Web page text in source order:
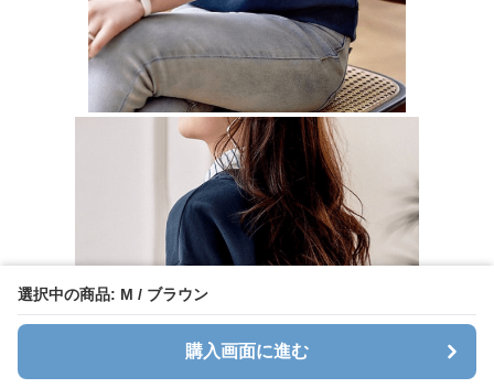
選択中の商品: M / ブラウン
購入画面に進む